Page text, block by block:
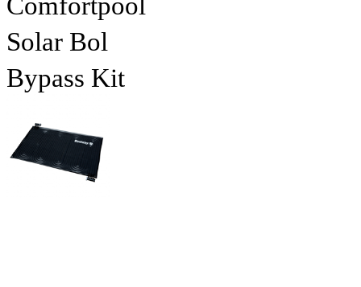
Comfortpool
Solar Bol
Bypass Kit